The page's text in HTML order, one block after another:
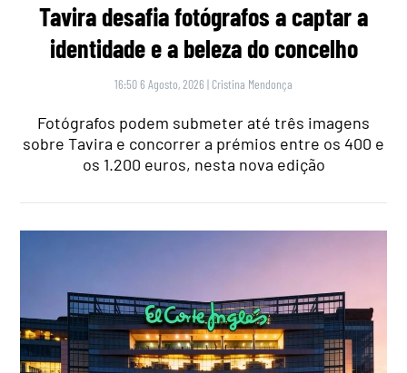
Tavira desafia fotógrafos a captar a
identidade e a beleza do concelho
16:50 6 Agosto, 2026 | Cristina Mendonça
Fotógrafos podem submeter até três imagens
sobre Tavira e concorrer a prémios entre os 400 e
os 1.200 euros, nesta nova edição